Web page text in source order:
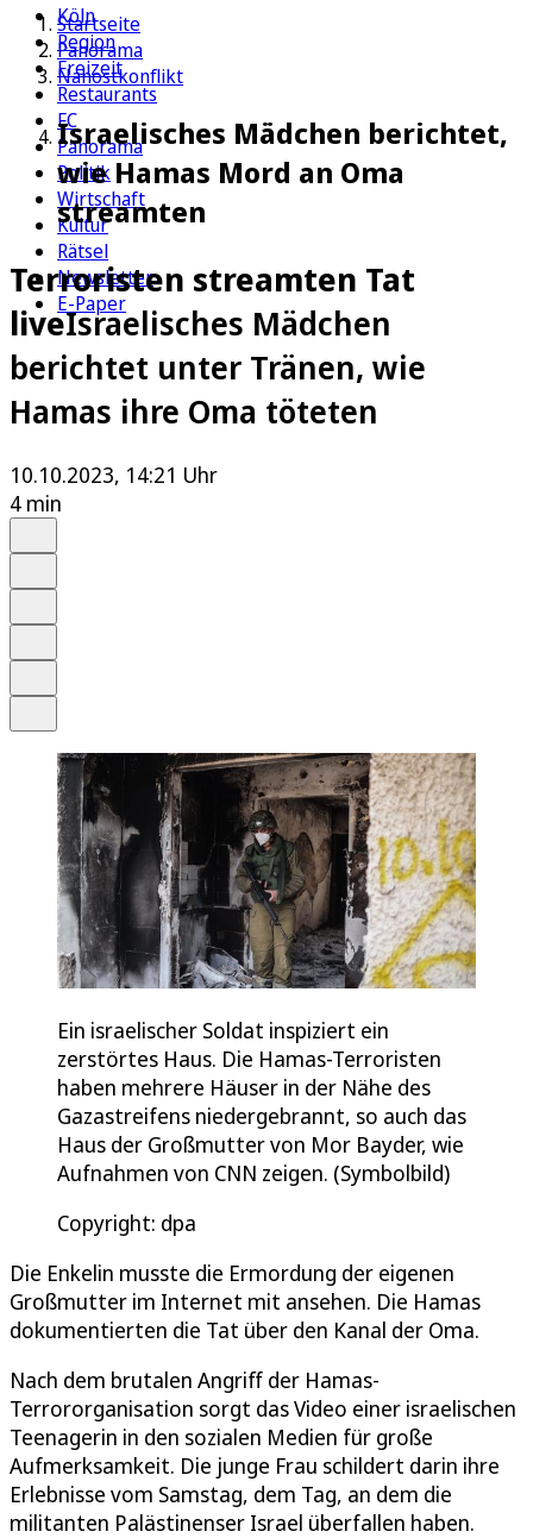
Köln
Region
Freizeit
Restaurants
FC
Panorama
Politik
Wirtschaft
Kultur
Rätsel
Newsletter
E-Paper
Startseite
Panorama
Nahostkonflikt
Israelisches Mädchen berichtet,
wie Hamas Mord an Oma
streamten
Terroristen streamten Tat
liveIsraelisches Mädchen
berichtet unter Tränen, wie
Hamas ihre Oma töteten
10.10.2023, 14:21 Uhr
4 min
Ein israelischer Soldat inspiziert ein
zerstörtes Haus. Die Hamas-Terroristen
haben mehrere Häuser in der Nähe des
Gazastreifens niedergebrannt, so auch das
Haus der Großmutter von Mor Bayder, wie
Aufnahmen von CNN zeigen. (Symbolbild)
Copyright: dpa
Die Enkelin musste die Ermordung der eigenen
Großmutter im Internet mit ansehen. Die Hamas
dokumentierten die Tat über den Kanal der Oma.
Nach dem brutalen Angriff der Hamas-
Terrororganisation sorgt das Video einer israelischen
Teenagerin in den sozialen Medien für große
Aufmerksamkeit. Die junge Frau schildert darin ihre
Erlebnisse vom Samstag, dem Tag, an dem die
militanten Palästinenser Israel überfallen haben.